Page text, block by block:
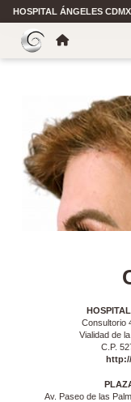
HOSPITAL ÁNGELES CDMX
Consultorio
Vialidad de
C.P.
Av. Paseo de las